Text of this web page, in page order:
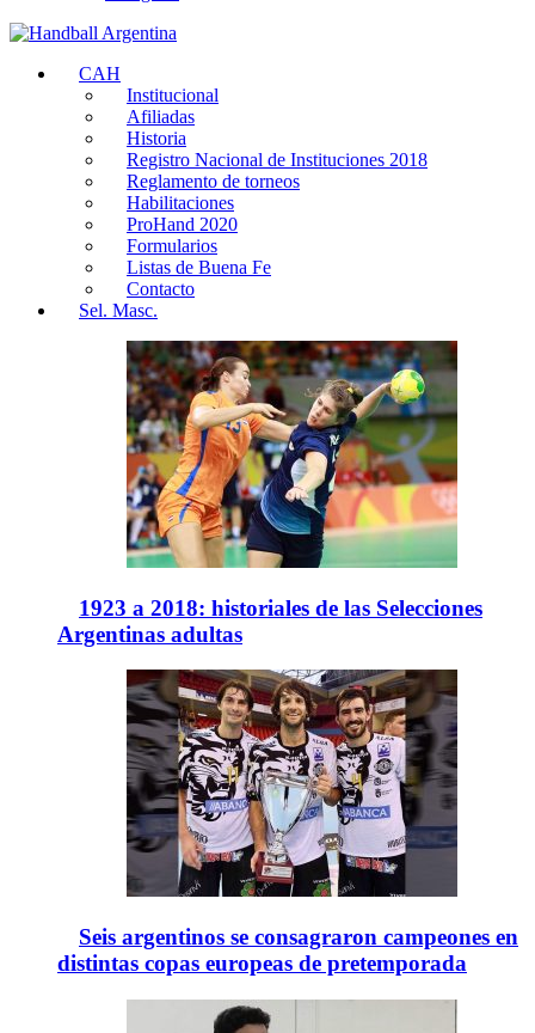
CAH
Institucional
Afiliadas
Historia
Registro Nacional de Instituciones 2018
Reglamento de torneos
Habilitaciones
ProHand 2020
Formularios
Listas de Buena Fe
Contacto
Sel. Masc.
1923 a 2018: historiales de las Selecciones
Argentinas adultas
Seis argentinos se consagraron campeones en
distintas copas europeas de pretemporada